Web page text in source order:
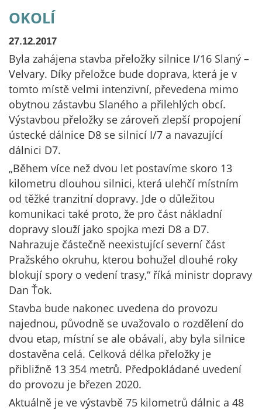
okolí
27.12.2017
Byla zahájena stavba přeložky silnice I/16 Slaný –
Velvary. Díky přeložce bude doprava, která je v
tomto místě velmi intenzivní, převedena mimo
obytnou zástavbu Slaného a přilehlých obcí.
Výstavbou přeložky se zároveň zlepší propojení
ústecké dálnice D8 se silnicí I/7 a navazující
dálnici D7.
„Během více než dvou let postavíme skoro 13
kilometru dlouhou silnici, která ulehčí místním
od těžké tranzitní dopravy. Jde o důležitou
komunikaci také proto, že pro část nákladní
dopravy slouží jako spojka mezi D8 a D7.
Nahrazuje částečně neexistující severní část
Pražského okruhu, kterou bohužel dlouhé roky
blokují spory o vedení trasy,“ říká ministr dopravy
Dan Ťok.
Stavba bude nakonec uvedena do provozu
najednou, původně se uvažovalo o rozdělení do
dvou etap, místní se ale obávali, aby byla silnice
dostavěna celá. Celková délka přeložky je
přibližně 13 354 metrů. Předpokládané uvedení
do provozu je březen 2020.
Aktuálně je ve výstavbě 75 kilometrů dálnic a 48